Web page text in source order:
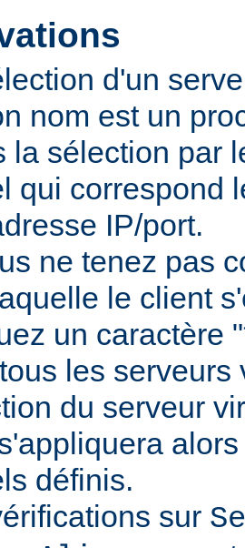
d'un
nom est un
la sélection par
qui correspond
IP/port.
ne tenez pas
le client
un caractère
les serveurs
du serveur
définis.
sur